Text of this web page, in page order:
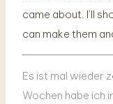
came about. I’ll
can make them
Es ist mal wieder
Wochen habe ich